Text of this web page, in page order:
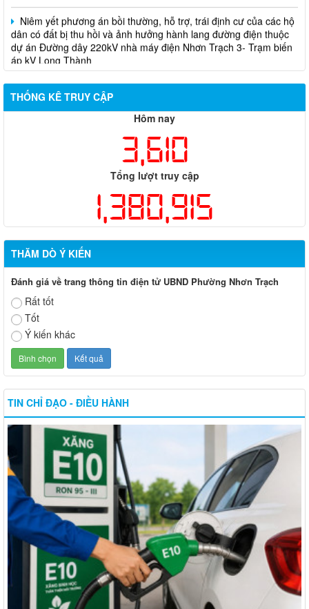
Niêm yết phương án bồi thường, hỗ trợ, trái định cư của các hộ
dân có đất bị thu hồi và ảnh hưởng hành lang đường điện thuộc
dự án Đường dây 220kV nhà máy điện Nhơn Trạch 3- Trạm biến
áp kV Long Thành
Biên bản về việc niêm yết phương án bồi thường, hỗ trợ, tái
định cư của các hộ dân có đất bị thu hồi thuộc dự án nâng cấp
đường 25B cũ đoạn từ Trung tâm huyện Nhơn Trạch ra Quốc lộ
51, huyện Long Thành và huyện Nhơn Trạch
THỐNG KÊ TRUY CẬP
Hôm nay
3,610
Tổng lượt truy cập
1,380,915
THĂM DÒ Ý KIẾN
Đánh giá về trang thông tin điện tử UBND Phường Nhơn Trạch
Rất tốt
Tốt
Ý kiến khác
TIN CHỈ ĐẠO - ĐIỀU HÀNH